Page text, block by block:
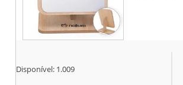
Disponível: 1.009